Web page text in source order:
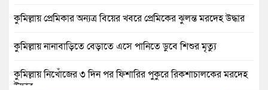
কুমিল্লায় প্রেমিকার অন্যত্র বিয়ের খবরে প্রেমিকের ঝুলন্ত মরদেহ উদ্ধার
কুমিল্লায় নানাবাড়িতে বেড়াতে এসে পানিতে ডুবে শিশুর মৃত্যু
কুমিল্লায় নিখোঁজের ৩ দিন পর ফিশারির পুকুরে রিকশাচালকের মরদেহ
উদ্ধার